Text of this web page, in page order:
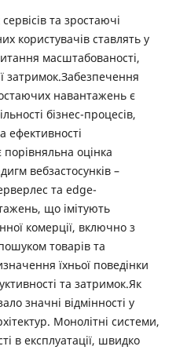
та зростаючі
користувачів ставлять у
масштабованості,
затримок.Забезпечення
навантажень є
бізнес-процесів,
ефективності
оцінка
вебзастосунків –
та edge-
що імітують
комерції, включно з
товарів та
їхньої поведінки
та затримок.Як
значні відмінності у
Монолітні системи,
в експлуатації, швидко